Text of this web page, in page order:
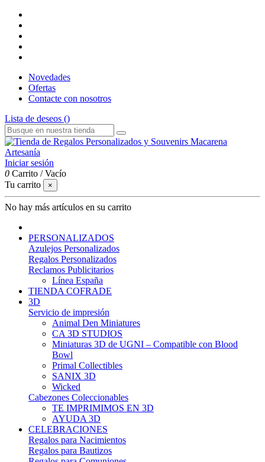
Novedades
Ofertas
Contacte con nosotros
Lista de deseos ()
Iniciar sesión
0 Carrito /Vacío
Tu carrito
×
No hay más artículos en su carrito
PERSONALIZADOS
Azulejos Personalizados
Regalos Personalizados
Reclamos Publicitarios
Línea España
TIENDA COFRADE
3D
Servicio de impresión
Animal Den Miniatures
CA 3D STUDIOS
Miniaturas 3D de UGNI – Compatible con Blood
Bowl
Primal Collectibles
SANIX 3D
Wicked
Cabezones Coleccionables
TE IMPRIMIMOS EN 3D
AYUDA 3D
CELEBRACIONES
Regalos para Nacimientos
Regalos para Bautizos